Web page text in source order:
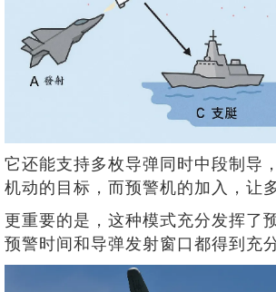
它还能支持多枚导弹同时中段制导
机动的目标，而预警机的加入，让
更重要的是，这种模式充分发挥了
预警时间和导弹发射窗口都得到充